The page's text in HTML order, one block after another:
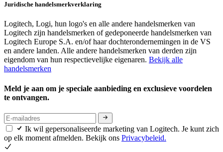
Juridische handelsmerkverklaring
Logitech, Logi, hun logo's en alle andere handelsmerken van
Logitech zijn handelsmerken of gedeponeerde handelsmerken van
Logitech Europe S.A. en/of haar dochterondernemingen in de VS
en andere landen. Alle andere handelsmerken van derden zijn
eigendom van hun respectievelijke eigenaren. Bekijk alle
handelsmerken
Meld je aan om je speciale aanbieding en exclusieve voordelen
te ontvangen.
Ik wil gepersonaliseerde marketing van Logitech. Je kunt zich
op elk moment afmelden. Bekijk ons Privacybeleid.